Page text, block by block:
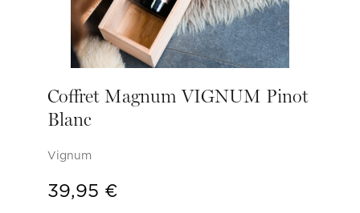
Coffret Magnum VIGNUM Pinot
Blanc
Vignum
39,95 €